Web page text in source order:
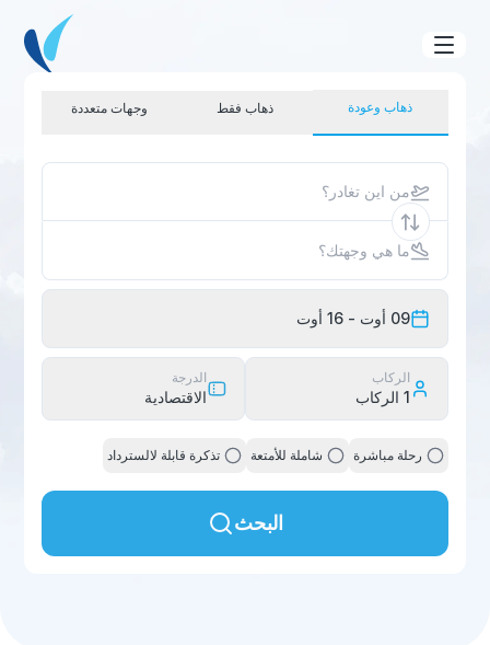
ذهاب وعودة ذهاب فقط وجهات متعددة
من اين تغادر؟
ما هي وجهتك؟
09 أوت - 16 أوت
الركاب
1 الركاب
الدرجة
الاقتصادية
رحلة مباشرة شاملة للأمتعة تذكرة قابلة لالسترداد
البحث